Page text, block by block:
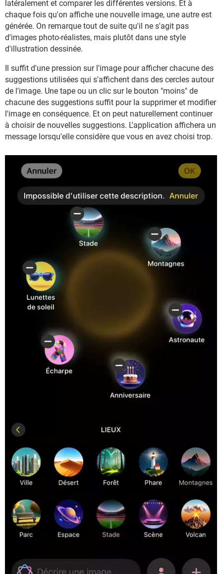
latéralement et comparer les différentes versions. Et à
chaque fois qu'on affiche une nouvelle image, une autre est
générée. On remarque tout de suite qu'il ne s'agit pas
d'images photo-réalistes, mais plutôt dans une style
d'illustration dessinée.
Il suffit d'une pression sur l'image pour afficher chacune des
suggestions utilisées qui s'affichent dans des cercles autour
de l'image. Une tape ou un clic sur le bouton "moins" de
chacune des suggestions suffit pour la supprimer et modifier
l'image en conséquence. Et on peut naturellement continuer
à choisir de nouvelles suggestions. L'application affichera un
message lorsqu'elle considère que vous en avez choisi trop.